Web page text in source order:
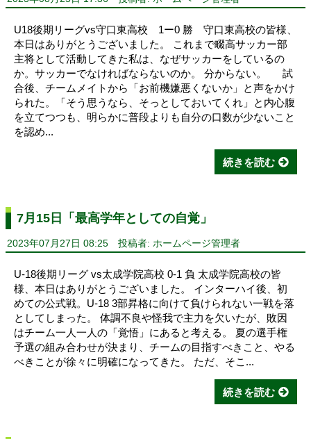
U18後期リーグvs守口東高校 1ー0 勝 守口東高校の皆様、
本日はありがとうございました。 これまで畷高サッカー部
主将として活動してきた私は、なぜサッカーをしているの
か。サッカーでなければならないのか。 分からない。 試
合後、チームメイトから「お前機嫌悪くないか」と声をかけ
られた。「そう思うなら、そっとしておいてくれ」と内心腹
を立てつつも、明らかに普段よりも自分の口数が少ないこと
を認め...
続きを読む
7月15日「最高学年としての自覚」
2023年07月27日 08:25 投稿者: ホームページ管理者
U-18後期リーグ vs太成学院高校 0-1 負 太成学院高校の皆
様、本日はありがとうございました。 インターハイ後、初
めての公式戦。U-18 3部昇格に向けて負けられない一戦を落
としてしまった。 体調不良や怪我で主力を欠いたが、敗因
はチーム一人一人の「覚悟」にあると考える。 夏の選手権
予選の組み合わせが決まり、チームの目指すべきこと、やる
べきことが徐々に明確になってきた。 ただ、そこ...
続きを読む